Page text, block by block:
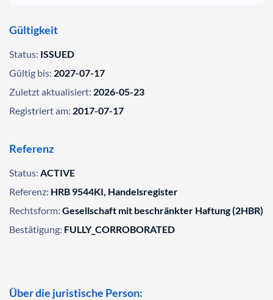
Gültigkeit
Status: ISSUED
Gültig bis: 2027-07-17
Zuletzt aktualisiert: 2026-05-23
Registriert am: 2017-07-17
Referenz
Status: ACTIVE
Referenz: HRB 9544KI, Handelsregister
Rechtsform: Gesellschaft mit beschränkter Haftung (2HBR)
Bestätigung: FULLY_CORROBORATED
Über die juristische Person: